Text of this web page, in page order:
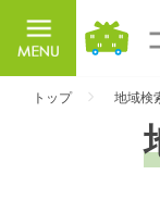
トップ 地域検